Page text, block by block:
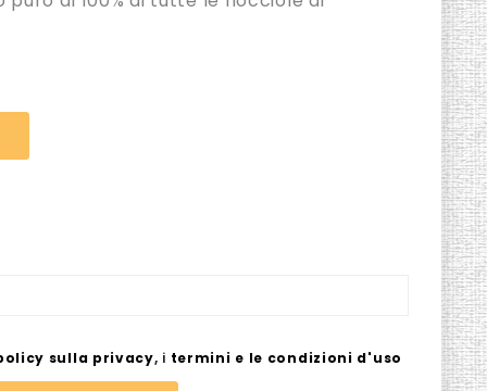
sulla privacy, i termini e le condizioni d'uso